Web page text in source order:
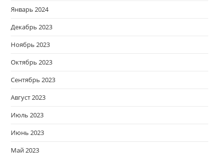
Январь 2024
Декабрь 2023
Ноябрь 2023
Октябрь 2023
Сентябрь 2023
Август 2023
Июль 2023
Июнь 2023
Май 2023